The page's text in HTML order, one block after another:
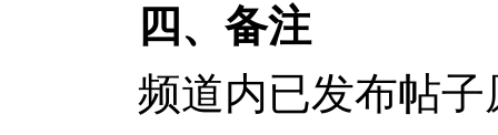
四、备注
频道内已发布帖子